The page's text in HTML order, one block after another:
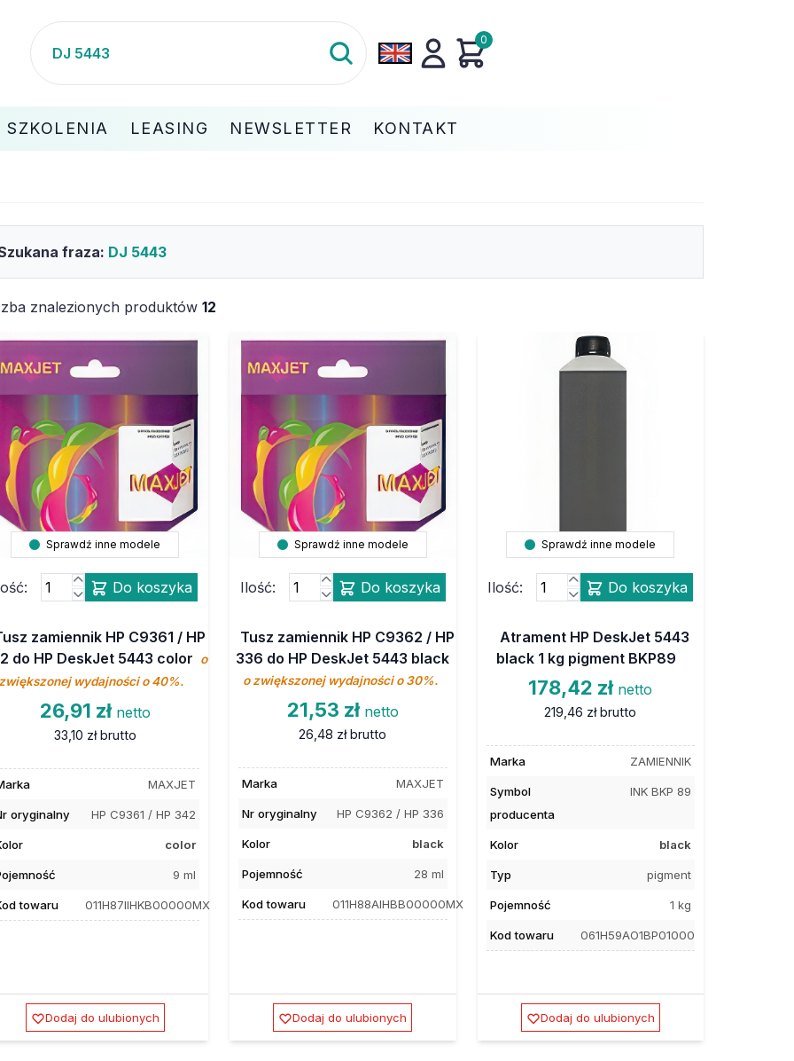
0
SZKOLENIA LEASING NEWSLETTER KONTAKT
fraza: DJ 5443
znalezionych produktów 12
Sprawdź inne modele
Do koszyka
zamiennik HP C9361 / HP
do HP DeskJet 5443 color
o
wydajności o 40%.
26,91 zł netto
33,10 zł brutto
MAXJET
oryginalny HP C9361 / HP 342
color
9 ml
towaru 011H87IIHKB00000MX
Dodaj do ulubionych
Sprawdź inne modele
Ilość: Do koszyka
Tusz zamiennik HP C9362 / HP
336 do HP DeskJet 5443 black
o zwiększonej wydajności o 30%.
21,53 zł netto
26,48 zł brutto
Marka MAXJET
Nr oryginalny HP C9362 / HP 336
Kolor black
Pojemność 28 ml
Kod towaru 011H88AIHBB00000MX
Dodaj do ulubionych
Sprawdź inne modele
Ilość: Do koszyka
Atrament HP DeskJet 5443
black 1 kg pigment BKP89
178,42 zł netto
219,46 zł brutto
Marka ZAMIENNIK
Symbol
producenta
INK BKP 89
Kolor black
Typ pigment
Pojemność 1 kg
Kod towaru 061H59AO1BP01000
Dodaj do ulubionych